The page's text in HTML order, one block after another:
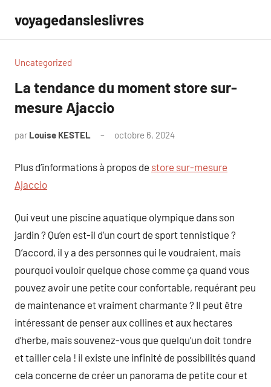
contenu
voyagedansleslivres
Uncategorized
La tendance du moment store sur-
mesure Ajaccio
par Louise KESTEL octobre 6, 2024
Plus d’informations à propos de store sur-mesure
Ajaccio
Qui veut une piscine aquatique olympique dans son
jardin ? Qu’en est-il d’un court de sport tennistique ?
D’accord, il y a des personnes qui le voudraient, mais
pourquoi vouloir quelque chose comme ça quand vous
pouvez avoir une petite cour confortable, requérant peu
de maintenance et vraiment charmante ? Il peut être
intéressant de penser aux collines et aux hectares
d’herbe, mais souvenez-vous que quelqu’un doit tondre
et tailler cela ! il existe une infinité de possibilités quand
cela concerne de créer un panorama de petite cour et